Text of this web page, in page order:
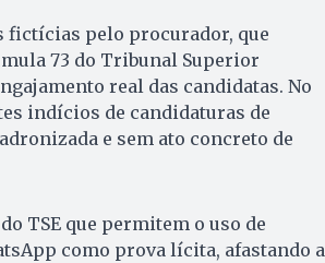
fictícias pelo procurador, que
73 do Tribunal Superior
real das candidatas. No
indícios de candidaturas de
e sem ato concreto de
TSE que permitem o uso de
como prova lícita, afastando a